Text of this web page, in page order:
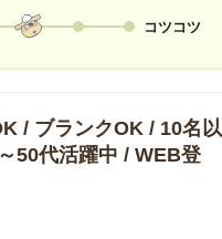
コツコツ
/ ブランクOK / 10名以
50代活躍中 / WEB登